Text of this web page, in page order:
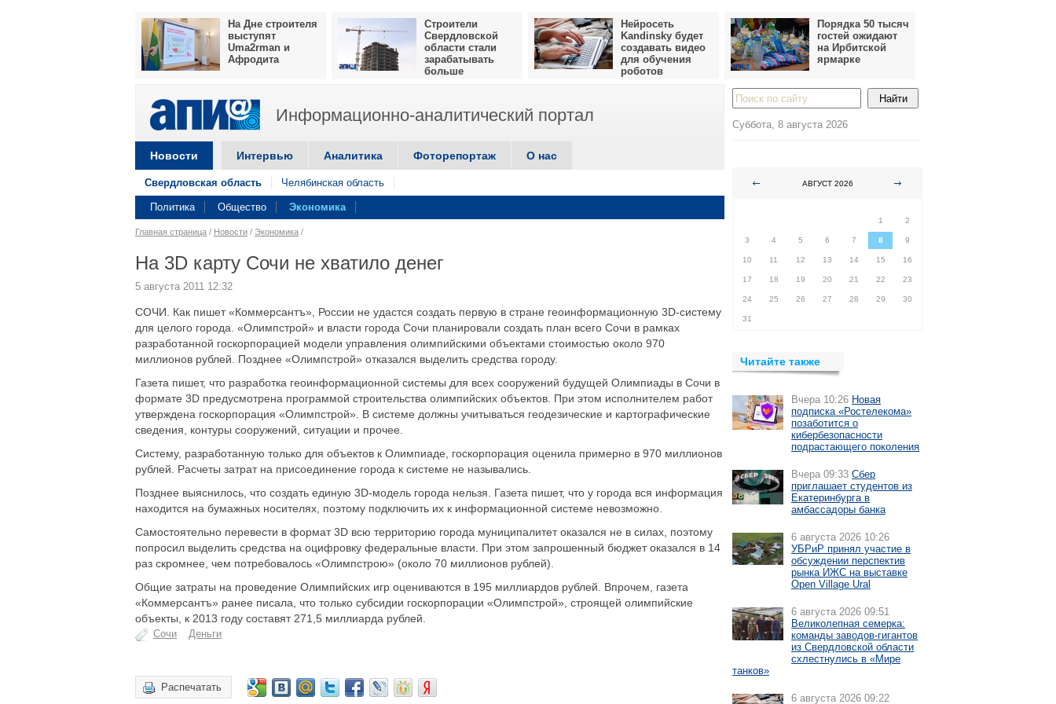
На Дне строителя
выступят
Uma2rman и
Афродита
Строители
Свердловской
области стали
зарабатывать
больше
Нейросеть
Kandinsky будет
создавать видео
для обучения
роботов
Порядка 50 тысяч
гостей ожидают
на Ирбитской
ярмарке
Информационно-аналитический портал
Новости Интервью Аналитика Фоторепортаж О нас
Свердловская область Челябинская область
Политика Общество Экономика
Главная страница / Новости / Экономика /
На 3D карту Сочи не хватило денег
5 августа 2011 12:32
СОЧИ. Как пишет «Коммерсантъ», России не удастся создать первую в стране геоинформационную 3D-систему
для целого города. «Олимпстрой» и власти города Сочи планировали создать план всего Сочи в рамках
разработанной госкорпорацией модели управления олимпийскими объектами стоимостью около 970
миллионов рублей. Позднее «Олимпстрой» отказался выделить средства городу.
Газета пишет, что разработка геоинформационной системы для всех сооружений будущей Олимпиады в Сочи в
формате 3D предусмотрена программой строительства олимпийских объектов. При этом исполнителем работ
утверждена госкорпорация «Олимпстрой». В системе должны учитываться геодезические и картографические
сведения, контуры сооружений, ситуации и прочее.
Систему, разработанную только для объектов к Олимпиаде, госкорпорация оценила примерно в 970 миллионов
рублей. Расчеты затрат на присоединение города к системе не назывались.
Позднее выяснилось, что создать единую 3D-модель города нельзя. Газета пишет, что у города вся информация
находится на бумажных носителях, поэтому подключить их к информационной системе невозможно.
Самостоятельно перевести в формат 3D всю территорию города муниципалитет оказался не в силах, поэтому
попросил выделить средства на оцифровку федеральные власти. При этом запрошенный бюджет оказался в 14
раз скромнее, чем потребовалось «Олимпстрою» (около 70 миллионов рублей).
Общие затраты на проведение Олимпийских игр оцениваются в 195 миллиардов рублей. Впрочем, газета
«Коммерсантъ» ранее писала, что только субсидии госкорпорации «Олимпстрой», строящей олимпийские
объекты, к 2013 году составят 271,5 миллиарда рублей.
Сочи Деньги
Распечатать
Суббота, 8 августа 2026
АВГУСТ 2026
1
2
3 4 5 6 7 8 9
10 11 12 13 14 15 16
17 18 19 20 21 22 23
24 25 26 27 28 29 30
31
Читайте также
Вчера 10:26 Новая
подписка «Ростелекома»
позаботится о
кибербезопасности
подрастающего поколения
Вчера 09:33 Сбер
приглашает студентов из
Екатеринбурга в
амбассадоры банка
6 августа 2026 10:26
УБРиР принял участие в
обсуждении перспектив
рынка ИЖС на выставке
Open Village Ural
6 августа 2026 09:51
Великолепная семерка:
команды заводов-гигантов
из Свердловской области
схлестнулись в «Мире
танков»
6 августа 2026 09:22